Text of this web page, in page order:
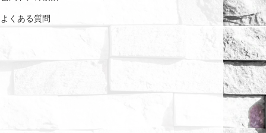
よくある質問